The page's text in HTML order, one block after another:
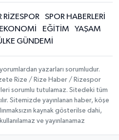
RİZESPOR
SPOR HABERLERİ
EKONOMİ EĞİTİM
YAŞAM
GÜNDEMİ
yazarları sorumludur.
Rize / Rize Haber / Rizespor
sorumlu tutulamaz. Sitedeki tüm
Sitemizde yayınlanan haber, köşe
kaynak gösterilse dahi,
ve yayınlanamaz